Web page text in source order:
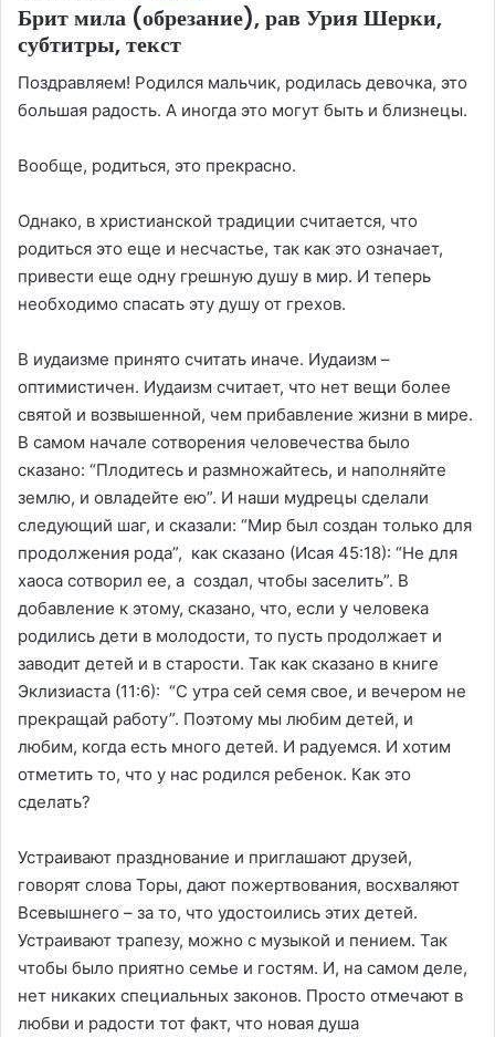
Брит мила (обрезание), рав Урия Шерки,
субтитры, текст
Поздравляем! Родился мальчик, родилась девочка, это
большая радость. А иногда это могут быть и близнецы.
Вообще, родиться, это прекрасно.
Однако, в христианской традиции считается, что
родиться это еще и несчастье, так как это означает,
привести еще одну грешную душу в мир. И теперь
необходимо спасать эту душу от грехов.
В иудаизме принято считать иначе. Иудаизм –
оптимистичен. Иудаизм считает, что нет вещи более
святой и возвышенной, чем прибавление жизни в мире.
В самом начале сотворения человечества было
сказано: “Плодитесь и размножайтесь, и наполняйте
землю, и овладейте ею”. И наши мудрецы сделали
следующий шаг, и сказали: “Мир был создан только для
продолжения рода”, как сказано (Исая 45:18): “Не для
хаоса сотворил ее, а создал, чтобы заселить”. В
добавление к этому, сказано, что, если у человека
родились дети в молодости, то пусть продолжает и
заводит детей и в старости. Так как сказано в книге
Эклизиаста (11:6): “С утра сей семя свое, и вечером не
прекращай работу”. Поэтому мы любим детей, и
любим, когда есть много детей. И радуемся. И хотим
отметить то, что у нас родился ребенок. Как это
сделать?
Устраивают празднование и приглашают друзей,
говорят слова Торы, дают пожертвования, восхваляют
Всевышнего – за то, что удостоились этих детей.
Устраивают трапезу, можно с музыкой и пением. Так
чтобы было приятно семье и гостям. И, на самом деле,
нет никаких специальных законов. Просто отмечают в
любви и радости тот факт, что новая душа